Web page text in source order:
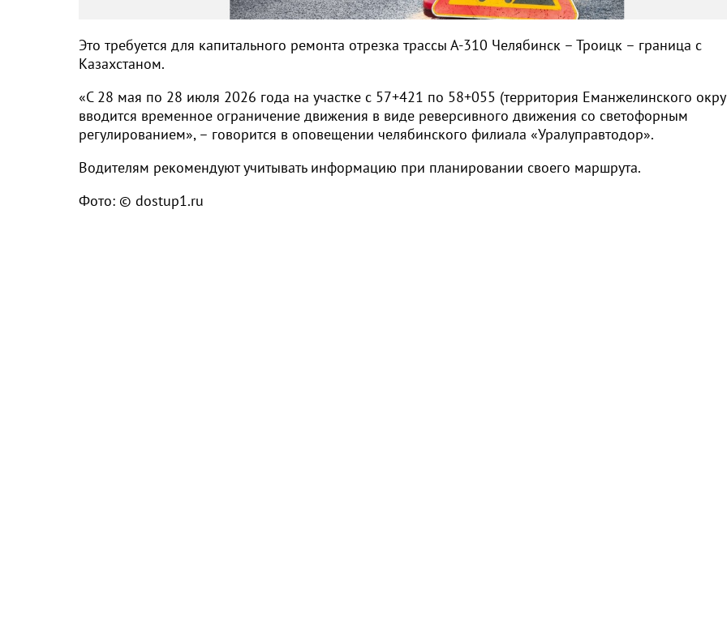
Это требуется для капитального ремонта отрезка трассы А-310 Челябинск – Троицк – граница с
Казахстаном.
«С 28 мая по 28 июля 2026 года на участке с 57+421 по 58+055 (территория Еманжелинского
вводится временное ограничение движения в виде реверсивного движения со светофорным
регулированием», – говорится в оповещении челябинского филиала «Уралуправтодор».
Водителям рекомендуют учитывать информацию при планировании своего маршрута.
Фото: © dostup1.ru